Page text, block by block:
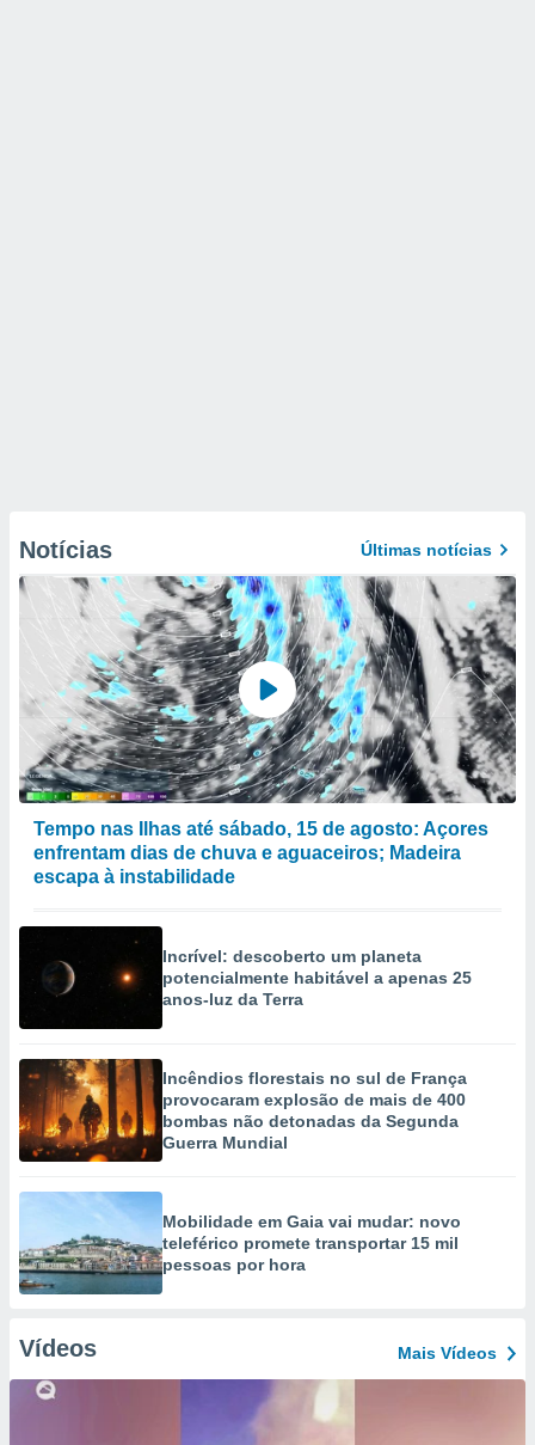
Notícias Últimas notícias
Tempo nas Ilhas até sábado, 15 de agosto: Açores
enfrentam dias de chuva e aguaceiros; Madeira
escapa à instabilidade
Incrível: descoberto um planeta
potencialmente habitável a apenas 25
anos-luz da Terra
Incêndios florestais no sul de França
provocaram explosão de mais de 400
bombas não detonadas da Segunda
Guerra Mundial
Mobilidade em Gaia vai mudar: novo
teleférico promete transportar 15 mil
pessoas por hora
Vídeos Mais Vídeos